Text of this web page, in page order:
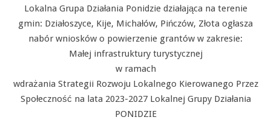
Lokalna Grupa Działania Ponidzie działająca na terenie
gmin: Działoszyce, Kije, Michałów, Pińczów, Złota ogłasza
nabór wniosków o powierzenie grantów w zakresie:
Małej infrastruktury turystycznej
w ramach
wdrażania Strategii Rozwoju Lokalnego Kierowanego Przez
Społeczność na lata 2023-2027 Lokalnej Grupy Działania
PONIDZIE